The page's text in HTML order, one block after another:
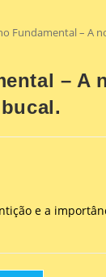
Fundamental – A
– A
e a